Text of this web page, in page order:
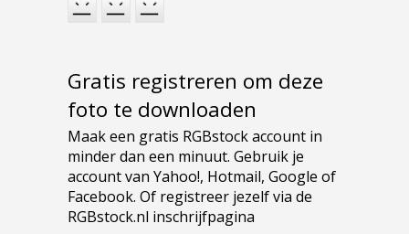
Gratis registreren om deze
foto te downloaden